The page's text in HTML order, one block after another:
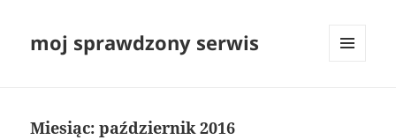
moj sprawdzony serwis
Miesiąc:październik 2016